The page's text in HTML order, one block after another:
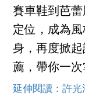
賽車鞋到芭
定位，成為
身，再度掀
薦，帶你一次
延伸閱讀：許光